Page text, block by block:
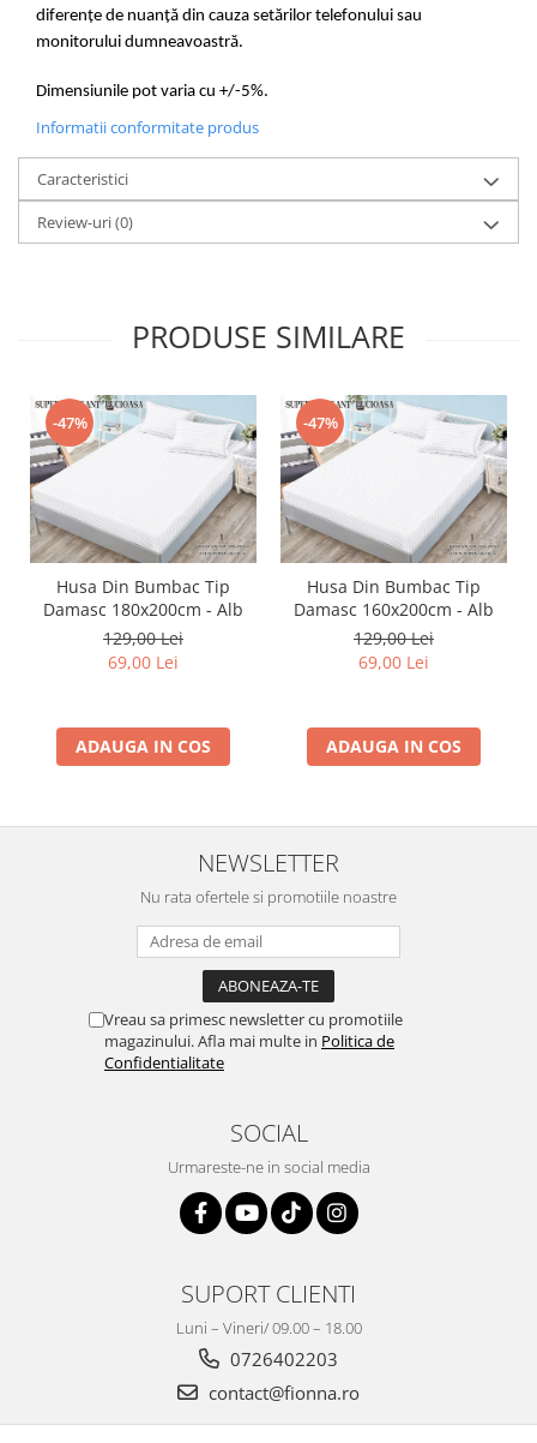
diferențe de nuanță din cauza setărilor telefonului sau
monitorului dumneavoastră.
Dimensiunile pot varia cu +/-5%.
Informatii conformitate produs
Caracteristici
Review-uri(0)
PRODUSE SIMILARE
-47%
Husa Din Bumbac Tip
Damasc 180x200cm - Alb
129,00 Lei
69,00 Lei
ADAUGA IN COS
-47%
Husa Din Bumbac Tip
Damasc 160x200cm - Alb
129,00 Lei
69,00 Lei
ADAUGA IN COS
NEWSLETTER
Nu rata ofertele si promotiile noastre
Vreau sa primesc newsletter cu promotiile
magazinului. Afla mai multe in Politica de
Confidentialitate
SOCIAL
Urmareste-ne in social media
SUPORT CLIENTI
Luni – Vineri/ 09.00 – 18.00
0726402203
contact@fionna.ro